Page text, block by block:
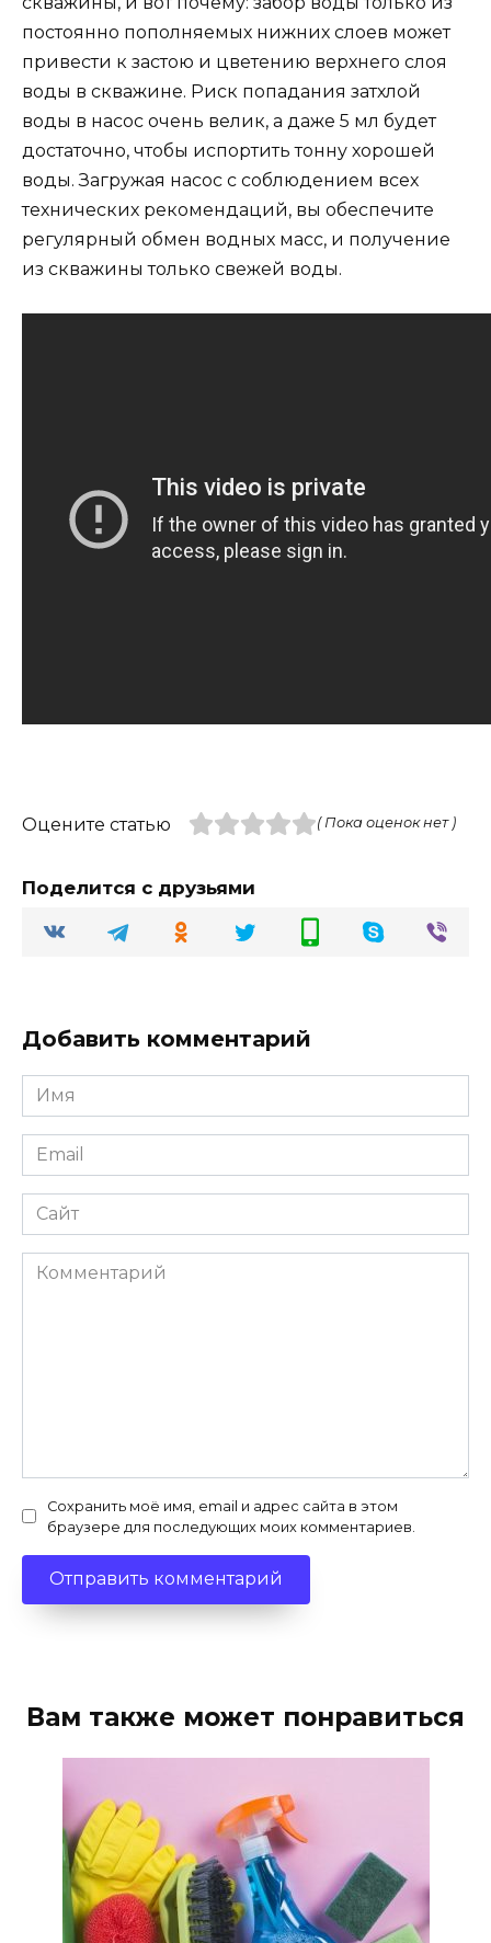
постоянно пополняемых нижних слоев может
привести к застою и цветению верхнего слоя
воды в скважине. Риск попадания затхлой
воды в насос очень велик, а даже 5 мл будет
достаточно, чтобы испортить тонну хорошей
воды. Загружая насос с соблюдением всех
технических рекомендаций, вы обеспечите
регулярный обмен водных масс, и получение
из скважины только свежей воды.
Оцените статью ( Пока оценок нет )
Поделится с друзьями
Добавить комментарий
Имя
Email
Сайт
Комментарий
Сохранить моё имя, email и адрес сайта в этом
браузере для последующих моих комментариев.
Вам также может понравиться